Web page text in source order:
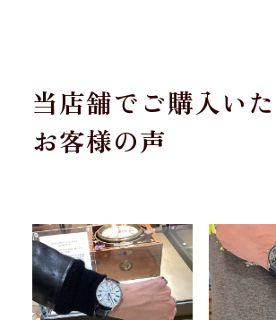
当店舗でご購入い
お客様の声